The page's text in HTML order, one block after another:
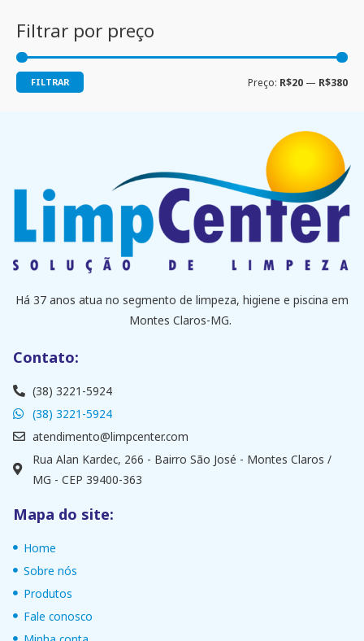
Filtrar por preço
FILTRAR Preço: R$20 — R$380
Há 37 anos atua no segmento de limpeza, higiene e piscina em
Montes Claros-MG.
Contato:
(38) 3221-5924
(38) 3221-5924
atendimento@limpcenter.com
Rua Alan Kardec, 266 - Bairro São José - Montes Claros /
MG - CEP 39400-363
Mapa do site:
Home
Sobre nós
Produtos
Fale conosco